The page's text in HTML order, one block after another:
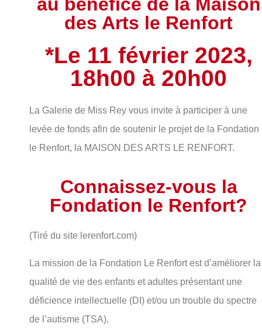
des Arts le Renfort
*Le 11 février 2023,
18h00 à 20h00
La Galerie de Miss Rey vous invite à participer à une
levée de fonds afin de soutenir le projet de la Fondation
le Renfort, la MAISON DES ARTS LE RENFORT.
Connaissez-vous la
Fondation le Renfort?
(Tiré du site lerenfort.com)
La mission de la Fondation Le Renfort est d’améliorer la
qualité de vie des enfants et adultes présentant une
déficience intellectuelle (DI) et/ou un trouble du spectre
de l’autisme (TSA).